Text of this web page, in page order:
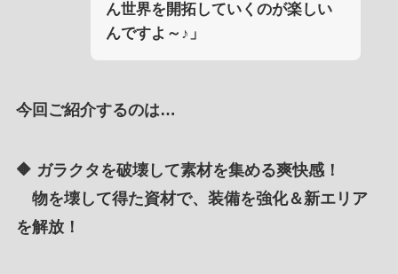
ん世界を開拓していくのが楽しい
んですよ～♪」
今回ご紹介するのは…
🔶 ガラクタを破壊して素材を集める爽快感！
物を壊して得た資材で、装備を強化＆新エリア
を解放！